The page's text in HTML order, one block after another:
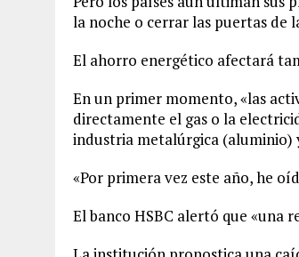
la noche o cerrar las puertas de
El ahorro energético afectará
En un primer momento, «las
directamente el gas o la
industria metalúrgica (aluminio)
«Por primera vez este año, he
El banco HSBC alertó que «una